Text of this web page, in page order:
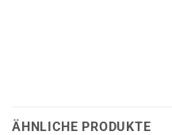
ÄHNLICHE PRODUKTE